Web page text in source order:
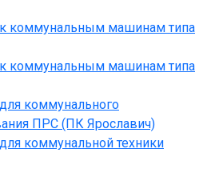
к коммунальным машинам типа
к коммунальным машинам типа
коммунального
ПРС (ПК Ярославич)
коммунальной техники